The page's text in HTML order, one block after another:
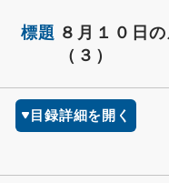
標題 ８月１０日
（３）
目録詳細を開く